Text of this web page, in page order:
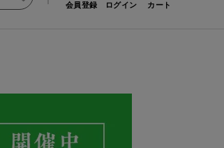
会員登録 ログイン カート